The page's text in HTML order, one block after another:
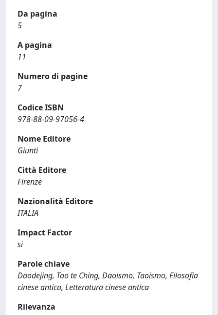
Da pagina
5
A pagina
11
Numero di pagine
7
Codice ISBN
978-88-09-97056-4
Nome Editore
Giunti
Città Editore
Firenze
Nazionalità Editore
ITALIA
Impact Factor
sì
Parole chiave
Daodejing, Tao te Ching, Daoismo, Taoismo, Filosofia
cinese antica, Letteratura cinese antica
Rilevanza